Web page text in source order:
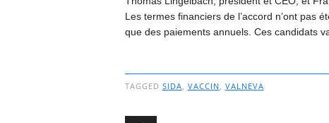
Les termes financiers de l’accord n’ont pas
que des paiements annuels. Ces candidats
TAGGED SIDA, VACCIN, VALNEVA